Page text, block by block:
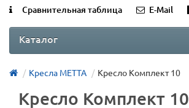
Сравнительная таблица
E-Mail
Каталог
Кресла МЕТТА Кресло Комплект 10
Кресло Комплект 10